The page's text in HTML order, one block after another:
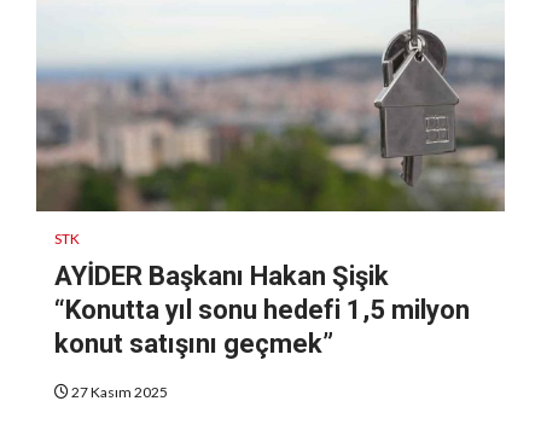
STK
AYİDER Başkanı Hakan Şişik
“Konutta yıl sonu hedefi 1,5 milyon
konut satışını geçmek”
27 Kasım 2025